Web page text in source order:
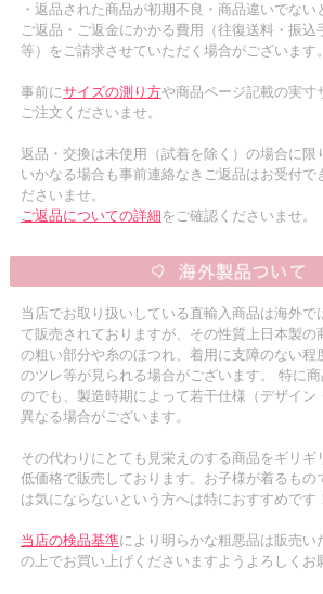
・返品された商品が初期不良・商品違いでない
ご返品・ご返金にかかる費用（往復送料・振込
等）をご請求させていただく場合がございます。
事前にサイズの測り方や商品ページ記載の実寸
ご注文くださいませ。
返品・交換は未使用（試着を除く）の場合に限
いかなる場合も事前連絡なきご返品はお受付で
ださいませ。
ご返品についての詳細をご確認くださいませ。
当店でお取り扱いしている直輸入商品は海外で
て販売されておりますが、その性質上日本製の
の粗い部分や糸のほつれ、着用に支障のない程
のツレ等が見られる場合がございます。 特に
のでも、製造時期によって若干仕様（デザイン
異なる場合がございます。
その代わりにとても見栄えのする商品をギリギ
低価格で販売しております。お子様が着るもの
は気にならないという方へは特におすすめです！
当店の検品基準により明らかな粗悪品は販売い
の上でお買い上げくださいますようよろしくお